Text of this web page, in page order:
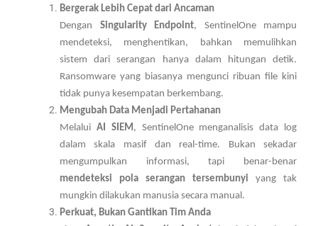
Bergerak Lebih Cepat dari Ancaman
Dengan Singularity Endpoint, SentinelOne mampu
mendeteksi, menghentikan, bahkan memulihkan
sistem dari serangan hanya dalam hitungan detik.
Ransomware yang biasanya mengunci ribuan file kini
tidak punya kesempatan berkembang.
Mengubah Data Menjadi Pertahanan
Melalui AI SIEM, SentinelOne menganalisis data log
dalam skala masif dan real-time. Bukan sekadar
mengumpulkan informasi, tapi benar-benar
mendeteksi pola serangan tersembunyi yang tak
mungkin dilakukan manusia secara manual.
Perkuat, Bukan Gantikan Tim Anda